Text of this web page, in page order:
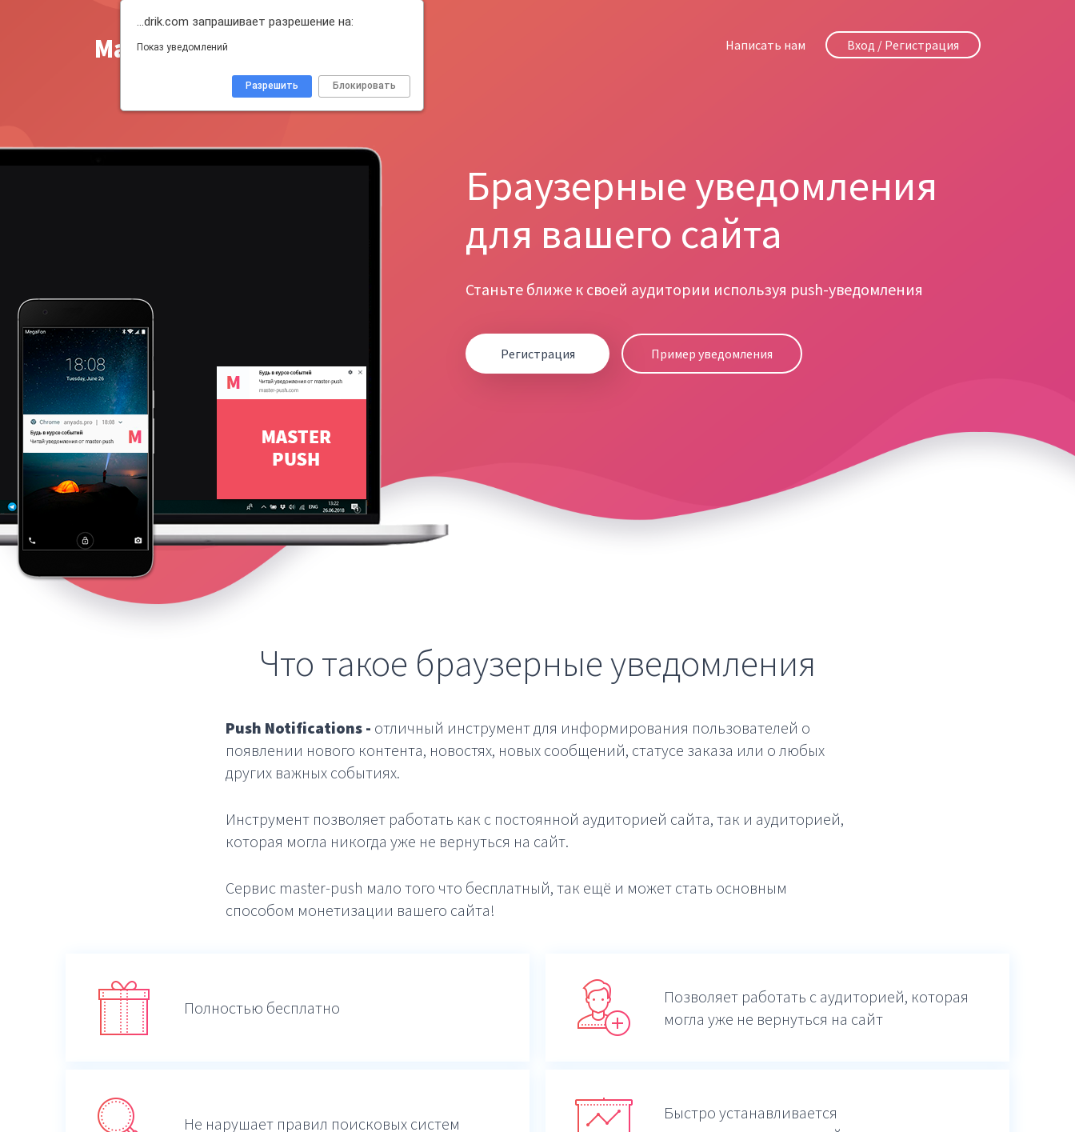
Master Push Написать нам Вход / Регистрация
Браузерные уведомления
для вашего сайта
Станьте ближе к своей аудитории используя push-уведомления
Регистрация Пример уведомления
Что такое браузерные уведомления
Push Notifications - отличный инструмент для информирования пользователей о
появлении нового контента, новостях, новых сообщений, статусе заказа или о любых
других важных событиях.
Инструмент позволяет работать как с постоянной аудиторией сайта, так и аудиторией,
которая могла никогда уже не вернуться на сайт.
Сервис master-push мало того что бесплатный, так ещё и может стать основным
способом монетизации вашего сайта!
Полностью бесплатно
Позволяет работать с аудиторией, которая
могла уже не вернуться на сайт
Не нарушает правил поисковых систем
Быстро устанавливается
…drik.com запрашивает разрешение на:
Показ уведомлений
Блокировать
Разрешить